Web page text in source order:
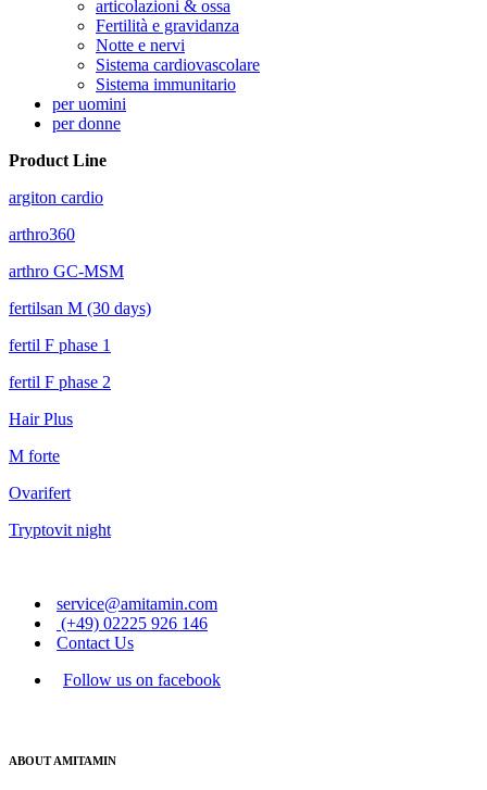
articolazioni & ossa
Fertilità e gravidanza
Notte e nervi
Sistema cardiovascolare
Sistema immunitario
per uomini
per donne
Product Line
argiton cardio
arthro360
arthro GC-MSM
fertilsan M (30 days)
fertil F phase 1
fertil F phase 2
Hair Plus
M forte
Ovarifert
Tryptovit night
service@amitamin.com
(+49) 02225 926 146
Contact Us
Follow us on facebook
ABOUT AMITAMIN